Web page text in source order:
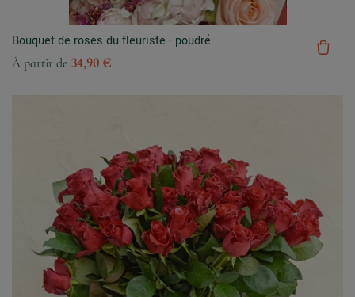
Bouquet de roses du fleuriste - poudré
À partir de 34,90 €